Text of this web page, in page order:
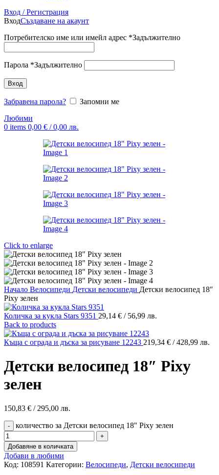
Вход / Регистрация
ВходСъздаване на акаунт
Потребителско име или имейл адрес *Задължително
Парола *Задължително
Вход
Забравена парола?
Запомни ме
Любими
0 items 0,00 € / 0,00 лв.
Click to enlarge
Начало Велосипеди Детски велосипеди Детски велосипед 18″
Pixy зелен
Количка за кукла Stars 9351 29,14 € / 56,99 лв.
Back to products
Къща с ограда и дъска за рисуване 12243 219,34 € / 428,99 лв.
Детски велосипед 18″ Pixy
зелен
150,83 € / 295,00 лв.
количество за Детски велосипед 18" Pixy зелен
Добавяне в количката
Добави в любими
Код: 108591 Категории: Велосипеди, Детски велосипеди